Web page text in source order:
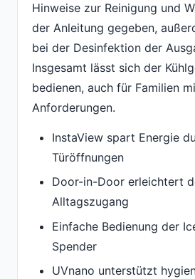
Hinweise zur Reinigung und
der Anleitung gegeben,
bei der Desinfektion der
Insgesamt lässt sich der
bedienen, auch für Familien
Anforderungen.
InstaView spart Energie
Türöffnungen
Door-in-Door erleichtert
Alltagszugang
Einfache Bedienung der
Spender
UVnano unterstützt